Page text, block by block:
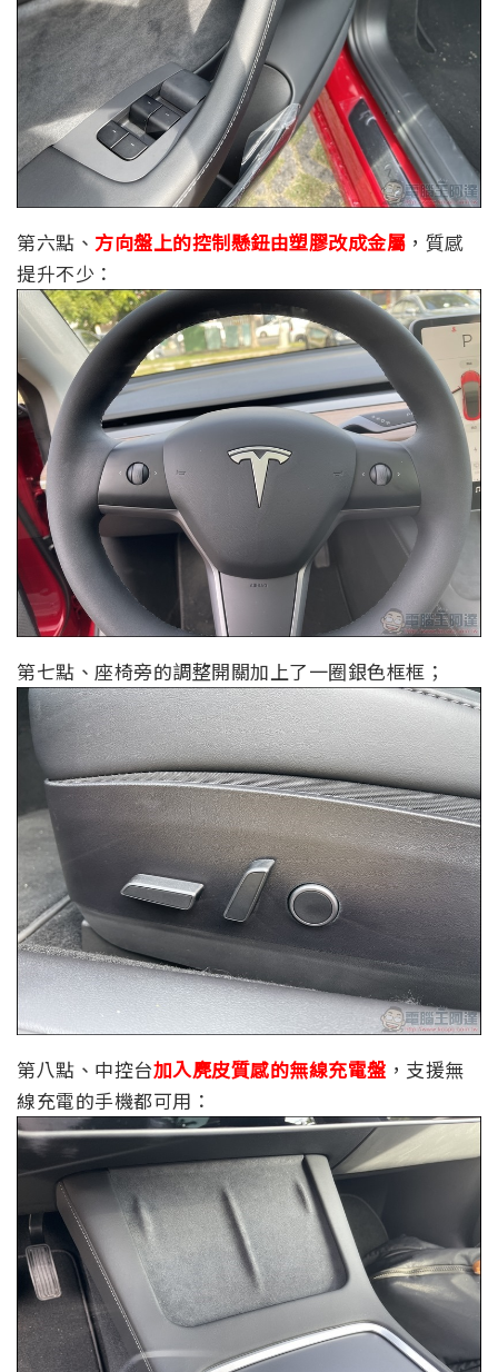
第六點、 方向盤上的控制懸鈕由塑膠改成金屬 ，質感
提升不少：
第七點、座椅旁的調整開關加上了一圈銀色框框；
第八點、中控台加入麂皮質感的無線充電盤 ，支援無
線充電的手機都可用：